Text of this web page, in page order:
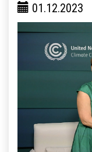
01.12.2023